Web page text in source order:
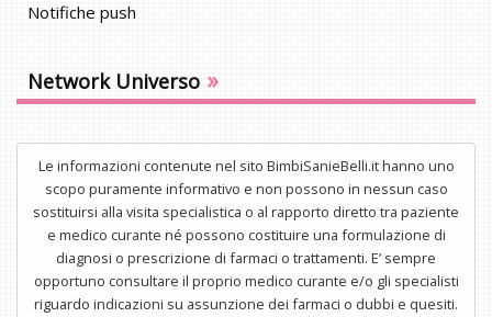
Notifiche push
Network Universo »
Le informazioni contenute nel sito BimbiSanieBelli.it hanno uno
scopo puramente informativo e non possono in nessun caso
sostituirsi alla visita specialistica o al rapporto diretto tra paziente
e medico curante né possono costituire una formulazione di
diagnosi o prescrizione di farmaci o trattamenti. E’ sempre
opportuno consultare il proprio medico curante e/o gli specialisti
riguardo indicazioni su assunzione dei farmaci o dubbi e quesiti.